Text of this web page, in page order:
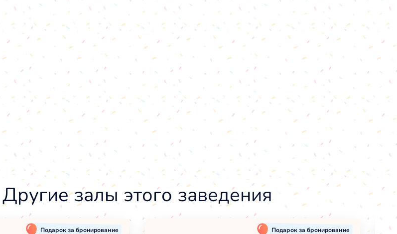
Другие залы этого заведения
Подарок за бронирование Подарок за бронирование